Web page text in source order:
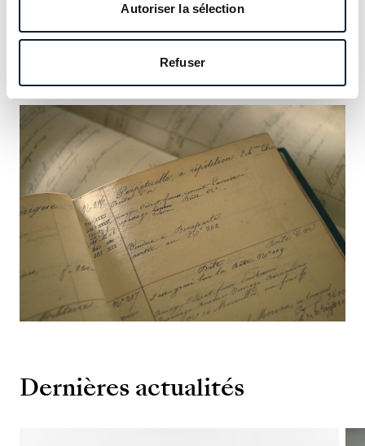
Autoriser la sélection
Refuser
notre héritage et saisissez l’occasion d’y inscrire le vôtre.
Dernières actualités